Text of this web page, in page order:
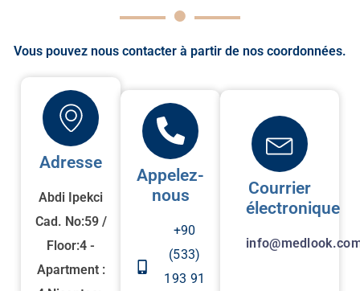
Vous pouvez nous contacter à partir de nos coordonnées.
Adresse
Abdi Ipekci
Cad. No:59 /
Floor:4 -
Apartment :
Appelez-
nous
+90
(533)
193 91
Courrier
électronique